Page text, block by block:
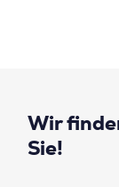
Wir
Sie!